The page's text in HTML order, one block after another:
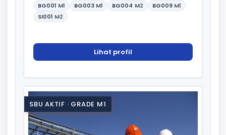
BG001 M1 BG003 M1 BG004 M2 BG009 M1
SI001 M2
Lihat profil
SBU AKTIF · GRADE M1